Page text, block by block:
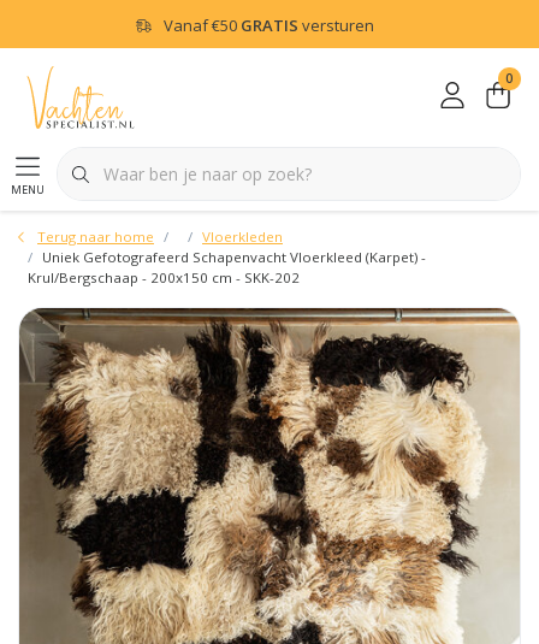
Vanaf€50 GRATIS versturen
menu
0
Terug naar home
Vloerkleden
Uniek Gefotografeerd Schapenvacht Vloerkleed (Karpet) -
Krul/Bergschaap - 200x150 cm - SKK-202